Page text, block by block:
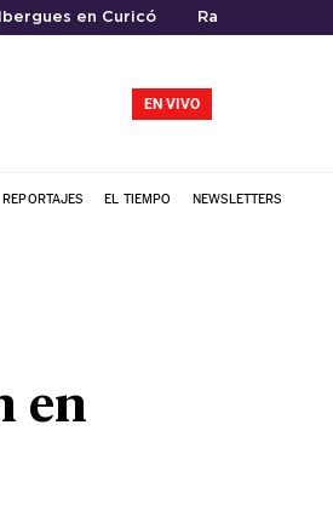
en Curicó Rauco
EN VIVO
REPORTAJES EL TIEMPO NEWSLETTERS
en